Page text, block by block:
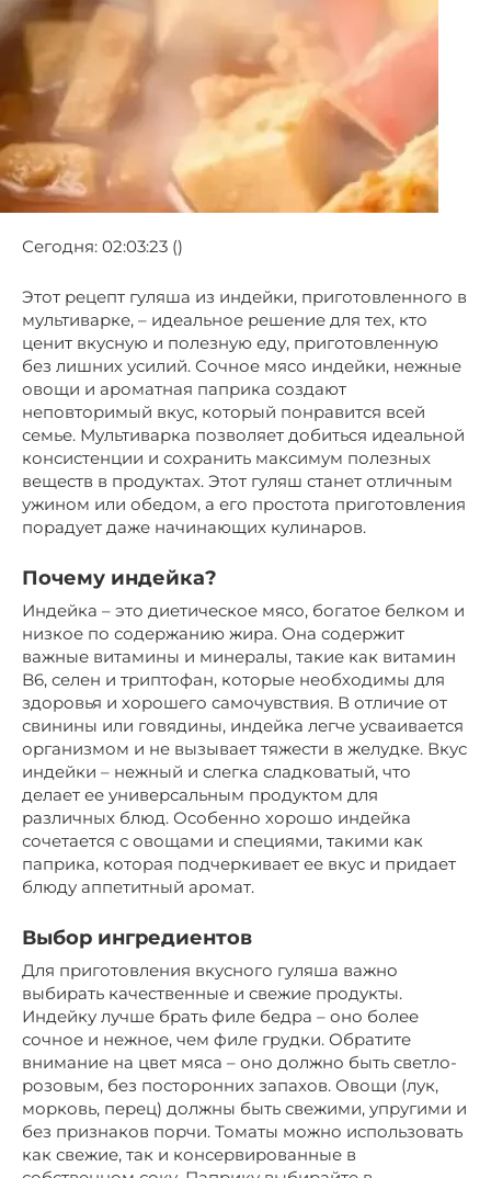
Сегодня: 02:03:23 ()
Этот рецепт гуляша из индейки, приготовленного в
мультиварке, – идеальное решение для тех, кто
ценит вкусную и полезную еду, приготовленную
без лишних усилий. Сочное мясо индейки, нежные
овощи и ароматная паприка создают
неповторимый вкус, который понравится всей
семье. Мультиварка позволяет добиться идеальной
консистенции и сохранить максимум полезных
веществ в продуктах. Этот гуляш станет отличным
ужином или обедом, а его простота приготовления
порадует даже начинающих кулинаров.
Почему индейка?
Индейка – это диетическое мясо, богатое белком и
низкое по содержанию жира. Она содержит
важные витамины и минералы, такие как витамин
B6, селен и триптофан, которые необходимы для
здоровья и хорошего самочувствия. В отличие от
свинины или говядины, индейка легче усваивается
организмом и не вызывает тяжести в желудке. Вкус
индейки – нежный и слегка сладковатый, что
делает ее универсальным продуктом для
различных блюд. Особенно хорошо индейка
сочетается с овощами и специями, такими как
паприка, которая подчеркивает ее вкус и придает
блюду аппетитный аромат.
Выбор ингредиентов
Для приготовления вкусного гуляша важно
выбирать качественные и свежие продукты.
Индейку лучше брать филе бедра – оно более
сочное и нежное, чем филе грудки. Обратите
внимание на цвет мяса – оно должно быть светло-
розовым, без посторонних запахов. Овощи (лук,
морковь, перец) должны быть свежими, упругими и
без признаков порчи. Томаты можно использовать
как свежие, так и консервированные в